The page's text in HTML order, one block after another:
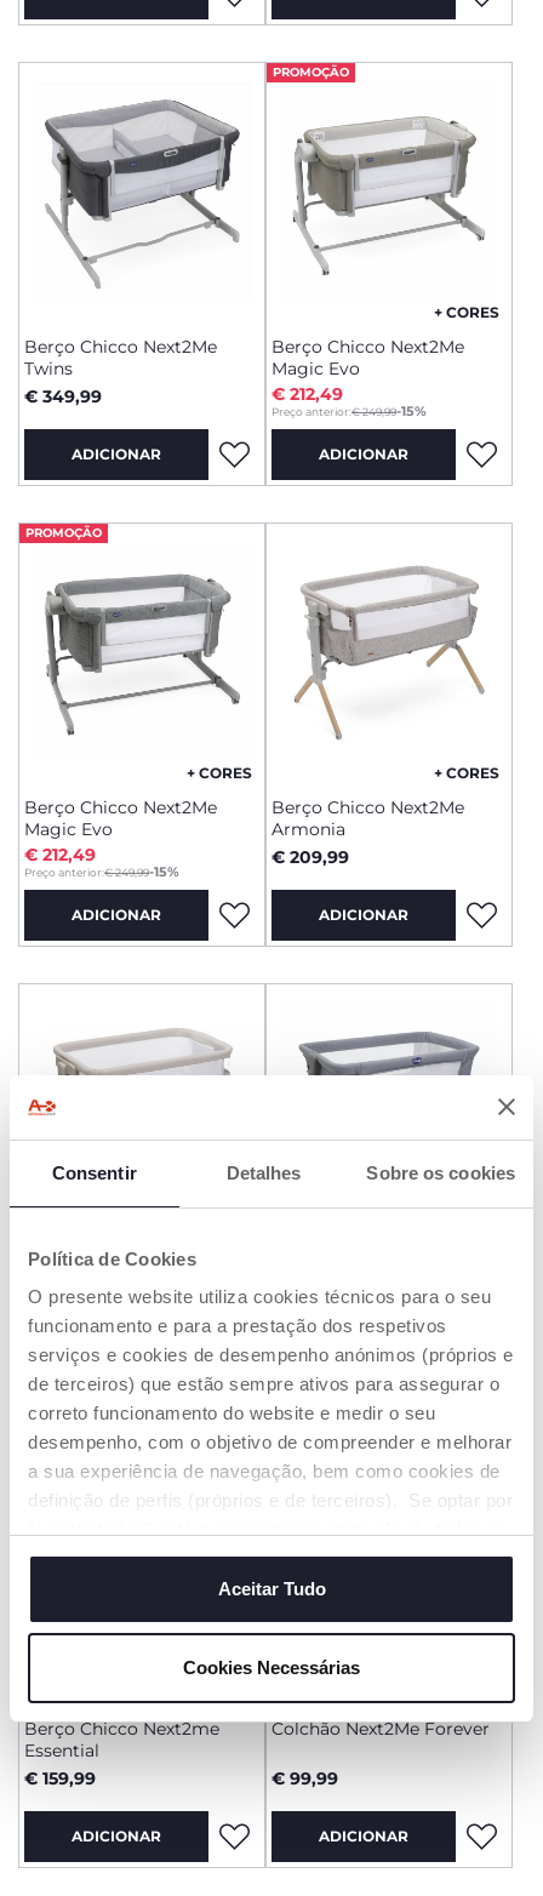
Consentir Detalhes Sobre os cookies
Política de Cookies
O presente website utiliza cookies técnicos para o seu
funcionamento e para a prestação dos respetivos
serviços e cookies de desempenho anónimos (próprios e
de terceiros) que estão sempre ativos para assegurar o
correto funcionamento do website e medir o seu
desempenho, com o objetivo de compreender e melhorar
a sua experiência de navegação, bem como cookies de
definição de perfis (próprios e de terceiros). Se optar por
cookies. Se quiser saber mais, alterar ou revogar o
consentimento de todos ou de alguns cookies, clique em
"mostrar detalhes". Ao fechar este aviso, está a
são necessários e essenciais para garantir o
funcionamento desta página.
Aceitar Tudo
Cookies Necessárias
Berço Chicco Next2Me
Twins
€ 349,99
ADICIONAR
PROMOÇÃO
+ CORES
Berço Chicco Next2Me
Magic Evo
Preço anterior:€ 249,99-15%
to
€ 212,49
ADICIONAR
PROMOÇÃO
+ CORES
Berço Chicco Next2Me
Magic Evo
Preço anterior:€ 249,99-15%
to
€ 212,49
ADICIONAR
+ CORES
Berço Chicco Next2Me
Armonia
€ 209,99
ADICIONAR
Berço Chicco Next2Me
Armonia
€ 209,99
ADICIONAR
Essential
€ 159,99
Berço Chicco Next2me
Essential
€ 159,99
ADICIONAR
Colchão Next2Me Forever
€ 99,99
ADICIONAR